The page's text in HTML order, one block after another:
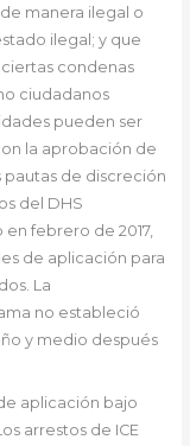
manera ilegal o
ilegal; y que
condenas
ciudadanos
pueden ser
la aprobación de
pautas de discreción
del DHS
febrero de 2017,
de aplicación para
La
no estableció
y medio después
aplicación bajo
arrestos de ICE